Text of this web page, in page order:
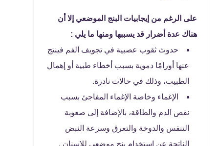
على الرغم من إيجابيات البنج الموضعي إلا أن
هناك عدة أضرار قد يسببها ومنها ما يلي :
حدوث ثقوب عصبية في تجويف الفم فينتج
عنها أورامًا دموية بسبب أخطاء طبية أو إهمال
الطبيب، وذلك في حالات نادرة.
الإغماء وخاصة الإغماء المفاجئ بسبب
نقص الدم والطاقة، بالإضافة إلى صعوبة
التنفس والدوخة والتعرق وسرعة النبض
الناتجة عن استخدام بنج موضعي للاسنان .